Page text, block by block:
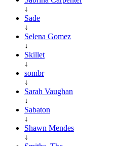
↓
Sade
↓
Selena Gomez
↓
Skillet
↓
sombr
↓
Sarah Vaughan
↓
Sabaton
↓
Shawn Mendes
↓